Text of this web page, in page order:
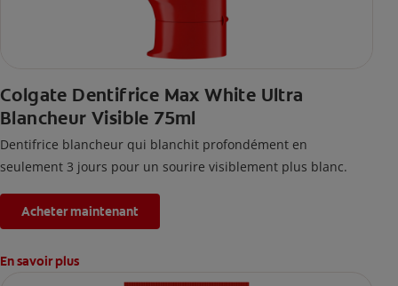
Colgate Dentifrice Max White Ultra
Blancheur Visible 75ml
Dentifrice blancheur qui blanchit profondément en
seulement 3 jours pour un sourire visiblement plus blanc.
Acheter maintenant
En savoir plus